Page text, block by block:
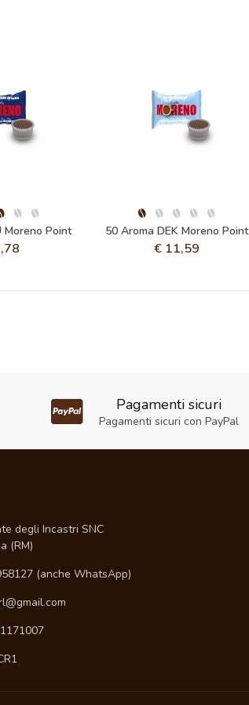
Moreno Point 50 Aroma DEK Moreno Point
€ 11,59
Pagamenti sicuri
Pagamenti sicuri con PayPal
degli Incastri SNC
(RM)
(anche WhatsApp)